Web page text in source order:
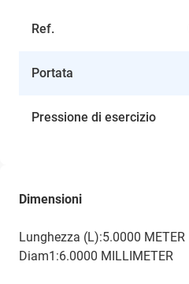
Ref.
Portata
Pressione di esercizio
Dimensioni
Lunghezza (L):5.0000 METER
Diam1:6.0000 MILLIMETER